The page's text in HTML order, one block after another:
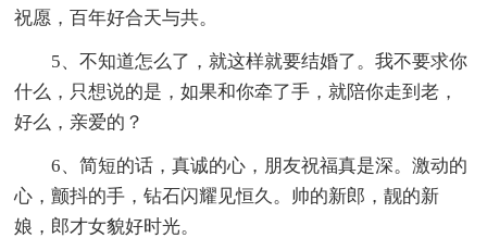
祝愿，百年好合天与共。
5、不知道怎么了，就这样就要结婚了。我不要求你
什么，只想说的是，如果和你牵了手，就陪你走到老，
好么，亲爱的？
6、简短的话，真诚的心，朋友祝福真是深。激动的
心，颤抖的手，钻石闪耀见恒久。帅的新郎，靓的新
娘，郎才女貌好时光。